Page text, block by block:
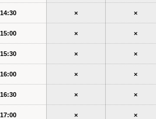
14:30 × ×
15:00 × ×
15:30 × ×
16:00 × ×
16:30 × ×
17:00 × ×